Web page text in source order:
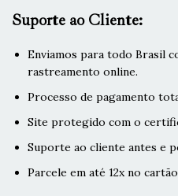
Suporte ao Cliente:
Enviamos para todo Brasil
rastreamento online.
Processo de pagamento
Site protegido com o
Suporte ao cliente antes e
Parcele em até 12x no